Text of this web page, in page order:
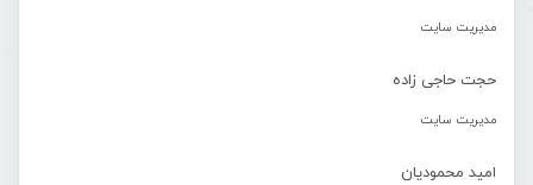
مدیریت سایت
حجت حاجی زاده
مدیریت سایت
امید محمودیان